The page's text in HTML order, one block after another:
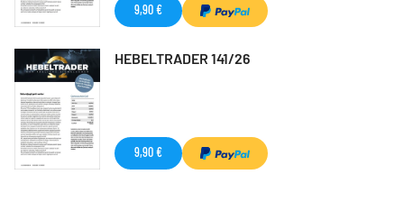
9,90 €
HEBELTRADER 141/26
9,90 €